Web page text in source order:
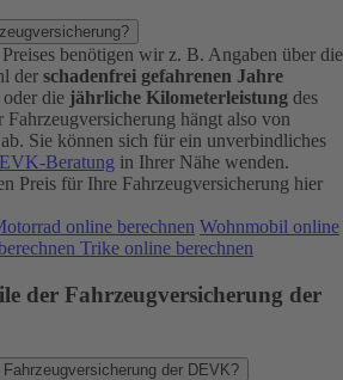
benötigen wir z. B. Angaben über die
der schadenfrei gefahrenen Jahre
oder die jährliche Kilometerleistung des
Fahrzeugversicherung hängt also von
Sie können sich für ein unverbindliches
Beratung in Ihrer Nähe wenden.
Preis für Ihre Fahrzeugversicherung hier
online berechnen Wohnmobil online
Trike online berechnen
der Fahrzeugversicherung der
der DEVK?